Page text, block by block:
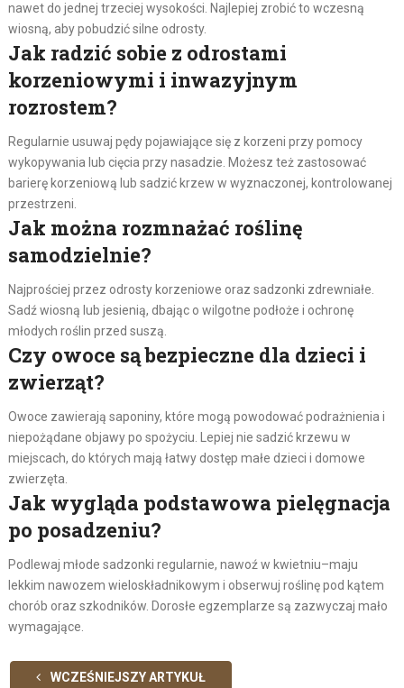
nawet do jednej trzeciej wysokości. Najlepiej zrobić to wczesną
wiosną, aby pobudzić silne odrosty.
Jak radzić sobie z odrostami
korzeniowymi i inwazyjnym
rozrostem?
Regularnie usuwaj pędy pojawiające się z korzeni przy pomocy
wykopywania lub cięcia przy nasadzie. Możesz też zastosować
barierę korzeniową lub sadzić krzew w wyznaczonej, kontrolowanej
przestrzeni.
Jak można rozmnażać roślinę
samodzielnie?
Najprościej przez odrosty korzeniowe oraz sadzonki zdrewniałe.
Sadź wiosną lub jesienią, dbając o wilgotne podłoże i ochronę
młodych roślin przed suszą.
Czy owoce są bezpieczne dla dzieci i
zwierząt?
Owoce zawierają saponiny, które mogą powodować podrażnienia i
niepożądane objawy po spożyciu. Lepiej nie sadzić krzewu w
miejscach, do których mają łatwy dostęp małe dzieci i domowe
zwierzęta.
Jak wygląda podstawowa pielęgnacja
po posadzeniu?
Podlewaj młode sadzonki regularnie, nawoź w kwietniu–maju
lekkim nawozem wieloskładnikowym i obserwuj roślinę pod kątem
chorób oraz szkodników. Dorosłe egzemplarze są zazwyczaj mało
wymagające.
WCZEŚNIEJSZY ARTYKUŁ